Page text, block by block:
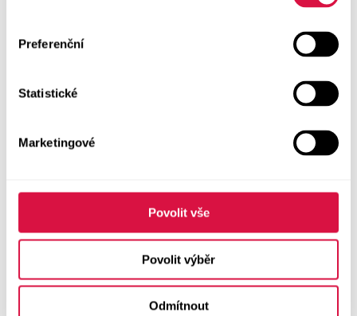
Preferenční
Statistické
Marketingové
Povolit vše
Povolit výběr
Odmítnout
Boty GEOX
Pásky
Peněženky